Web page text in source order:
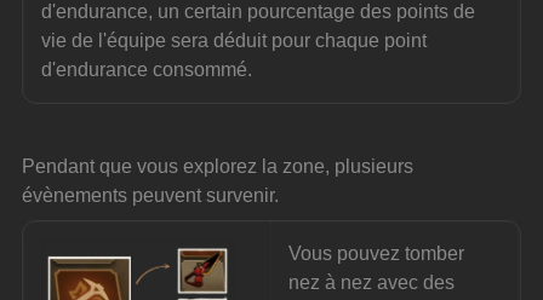
d'endurance, un certain pourcentage des points de
vie de l'équipe sera déduit pour chaque point
d'endurance consommé.
Pendant que vous explorez la zone, plusieurs
évènements peuvent survenir.
Vous pouvez tomber
nez à nez avec des